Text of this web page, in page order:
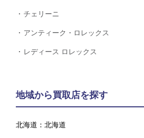
チェリーニ
アンティーク・ロレックス
レディース ロレックス
地域から買取店を探す
北海道：北海道